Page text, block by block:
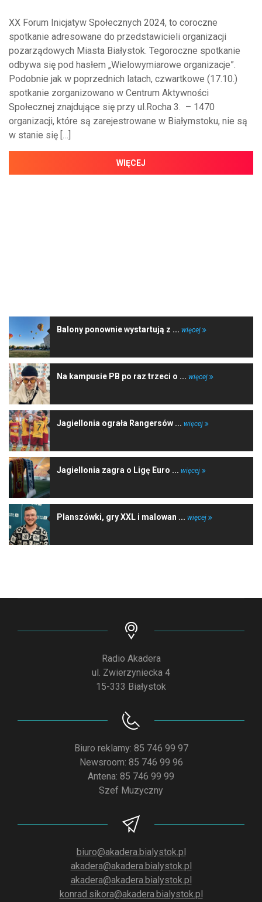
XX Forum Inicjatyw Społecznych 2024, to coroczne
spotkanie adresowane do przedstawicieli organizacji
pozarządowych Miasta Białystok. Tegoroczne spotkanie
odbywa się pod hasłem „Wielowymiarowe organizacje”.
Podobnie jak w poprzednich latach, czwartkowe (17.10.)
spotkanie zorganizowano w Centrum Aktywności
Społecznej znajdujące się przy ul.Rocha 3. – 1470
organizacji, które są zarejestrowane w Białymstoku, nie są
w stanie się […]
WIĘCEJ
Balony ponownie wystartują z ... więcej
Na kampusie PB po raz trzeci o ... więcej
Jagiellonia ograła Rangersów ... więcej
Jagiellonia zagra o Ligę Euro ... więcej
Planszówki, gry XXL i malowan ... więcej
Radio Akadera
ul. Zwierzyniecka 4
15-333 Białystok
Biuro reklamy: 85 746 99 97
Newsroom: 85 746 99 96
Antena: 85 746 99 99
Szef Muzyczny
biuro@akadera.bialystok.pl
akadera@akadera.bialystok.pl
akadera@akadera.bialystok.pl
konrad.sikora@akadera.bialystok.pl